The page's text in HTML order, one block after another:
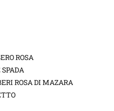
ROSA
SPADA
ROSA DI MAZARA